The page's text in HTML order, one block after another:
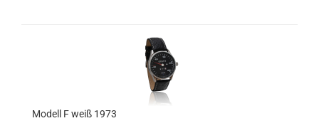
Modell F weiß 1973